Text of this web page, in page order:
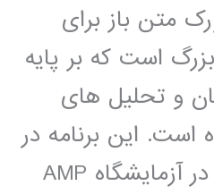
متن باز برای
است که بر پایه
و تحلیل های
این برنامه در
ابتدا در سال 2009 در آزمایشگاه AMP